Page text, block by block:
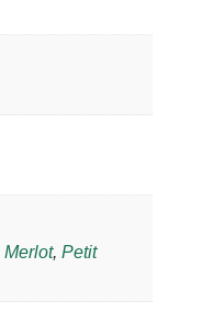
Merlot, Petit